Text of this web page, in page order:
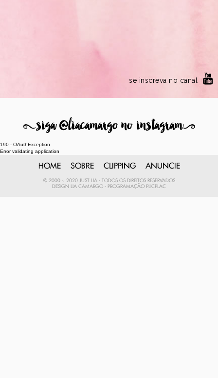
se inscreva no canal
8siga @liacamargo no instagram9
190 - OAuthException
Error validating application
HOME SOBRE CLIPPING ANUNCIE
© 2000 ~ 2020 JUST LIA - TODOS OS DIREITOS RESERVADOS
DESIGN LIA CAMARGO - PROGRAMAÇÃO PLICPLAC